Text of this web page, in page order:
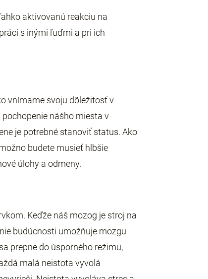
aktivovanú reakciu na
s inými ľuďmi a pri ich
vnímame svoju dôležitosť v
pochopenie nášho miesta v
je potrebné stanoviť status. Ako
budete musieť hlbšie
úlohy a odmeny.
Keďže náš mozog je stroj na
budúcnosti umožňuje mozgu
prepne do úsporného režimu,
malá neistota vyvolá